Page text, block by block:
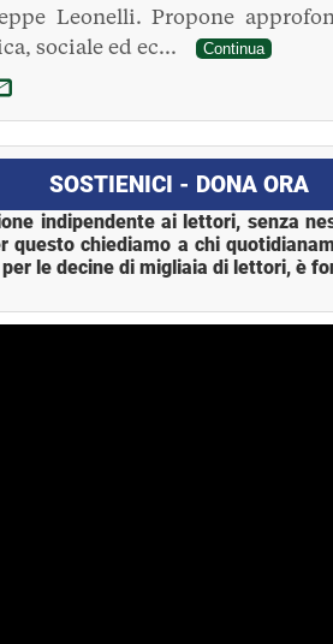
Leonelli. Propone
sociale ed ec...
Continua
SOSTIENICI - DONA ORA
indipendente ai lettori, senza
questo chiediamo a chi
le decine di migliaia di lettori, è